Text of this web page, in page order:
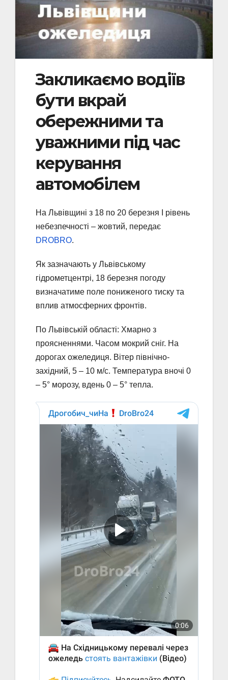
Закликаємо водіїв
бути вкрай
обережними та
уважними під час
керування
автомобілем
На Львівщині з 18 по 20 березня І рівень
небезпечності – жовтий, передає
DROBRO.
Як зазначають у Львівському
гідрометцентрі, 18 березня погоду
визначатиме поле пониженого тиску та
вплив атмосферних фронтів.
По Львівській області: Хмарно з
проясненнями. Часом мокрий сніг. На
дорогах ожеледиця. Вітер північно-
західний, 5 – 10 м/с. Температура вночі 0
– 5° морозу, вдень 0 – 5° тепла.